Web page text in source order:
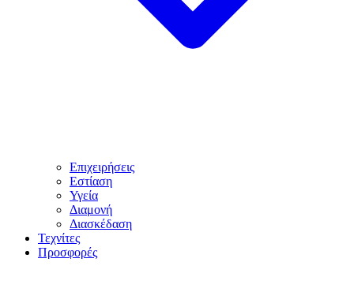
Επιχειρήσεις
Εστίαση
Υγεία
Διαμονή
Διασκέδαση
Τεχνίτες
Προσφορές